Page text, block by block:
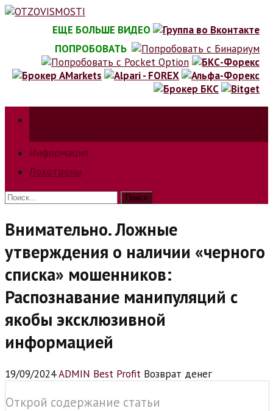
Skip
ЕЩЕ БОЛЬШЕ ВИДЕО
ПОПРОБОВАТЬ
Информация
Лохотроны
Найти:
Внимательно. Ложные
утверждения о наличии «черного
списка» мошенников:
Распознавание манипуляций с
якобы эксклюзивной
информацией
19/09/2024ADMIN Best Profit Возврат денег
Открой содержание статьи